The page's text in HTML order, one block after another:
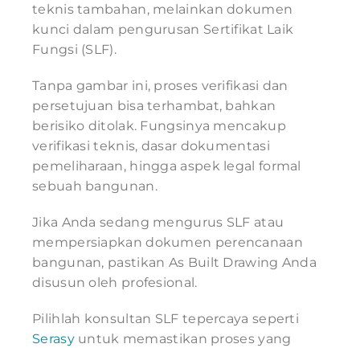
teknis tambahan, melainkan dokumen
kunci dalam pengurusan Sertifikat Laik
Fungsi (SLF).
Tanpa gambar ini, proses verifikasi dan
persetujuan bisa terhambat, bahkan
berisiko ditolak. Fungsinya mencakup
verifikasi teknis, dasar dokumentasi
pemeliharaan, hingga aspek legal formal
sebuah bangunan.
Jika Anda sedang mengurus SLF atau
mempersiapkan dokumen perencanaan
bangunan, pastikan As Built Drawing Anda
disusun oleh profesional.
Pilihlah konsultan SLF tepercaya seperti
Serasyuntuk memastikan proses yang